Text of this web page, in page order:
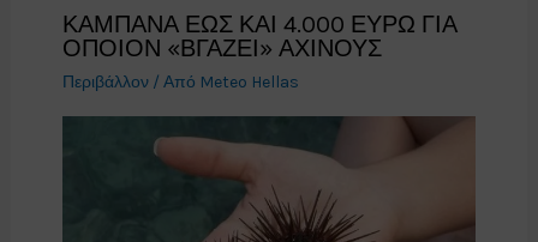
ΚΑΜΠΑΝΑ ΕΩΣ ΚΑΙ 4.000 ΕΥΡΩ ΓΙΑ
ΟΠΟΙΟΝ «ΒΓΑΖΕΙ» ΑΧΙΝΟΥΣ
Περιβάλλον/ Από Meteo Hellas